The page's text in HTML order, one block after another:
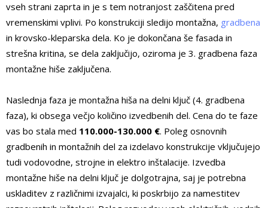
vseh strani zaprta in je s tem notranjost zaščitena pred
vremenskimi vplivi. Po konstrukciji sledijo montažna, gradbena
in krovsko-kleparska dela. Ko je dokončana še fasada in
strešna kritina, se dela zaključijo, oziroma je 3. gradbena faza
montažne hiše zaključena.
Naslednja faza je montažna hiša na delni ključ (4. gradbena
faza), ki obsega večjo količino izvedbenih del. Cena do te faze
vas bo stala med 110.000-130.000 €. Poleg osnovnih
gradbenih in montažnih del za izdelavo konstrukcije vključujejo
tudi vodovodne, strojne in elektro inštalacije. Izvedba
montažne hiše na delni ključ je dolgotrajna, saj je potrebna
uskladitev z različnimi izvajalci, ki poskrbijo za namestitev